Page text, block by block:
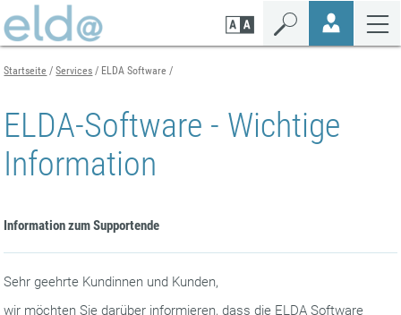
Seiteninhalt
springen
Navigation
springen
Mobilen
Navigation
springen
Startseite Services ELDA Software
ELDA-Software - Wichtige
Information
Information zum Supportende
Sehr geehrte Kundinnen und Kunden,
wir möchten Sie darüber informieren, dass die ELDA Software